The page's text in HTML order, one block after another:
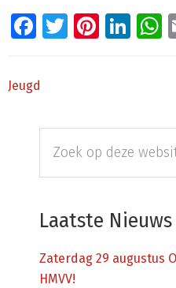
Facebook
Twitter
Jeugd
Primaire
Sidebar
deze
Laatste Nieuws
Zaterdag 29 augustus
HMVV!